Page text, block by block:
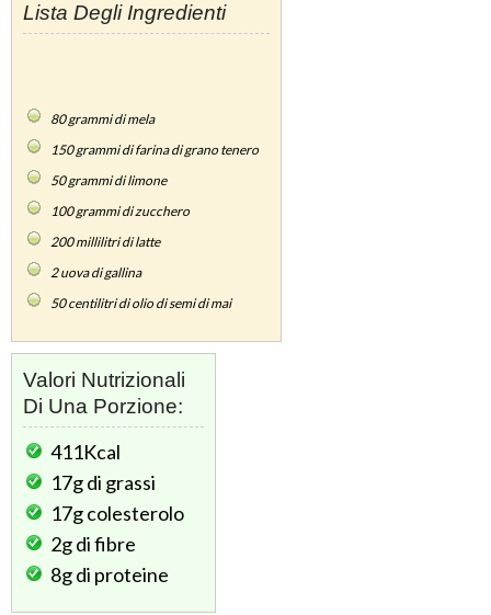
Lista Degli Ingredienti
80grammi di mela
150grammi di farina di grano tenero
50grammi di limone
100grammi di zucchero
200millilitri di latte
2uova di gallina
50centilitri di olio di semi di mai
Valori Nutrizionali
Di Una Porzione:
411Kcal
17gdi grassi
17gcolesterolo
2gdi fibre
8gdi proteine